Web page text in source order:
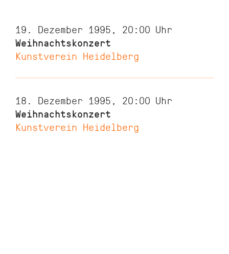
19. Dezember 1995, 20:00 Uhr
Weihnachtskonzert
Kunstverein Heidelberg
18. Dezember 1995, 20:00 Uhr
Weihnachtskonzert
Kunstverein Heidelberg